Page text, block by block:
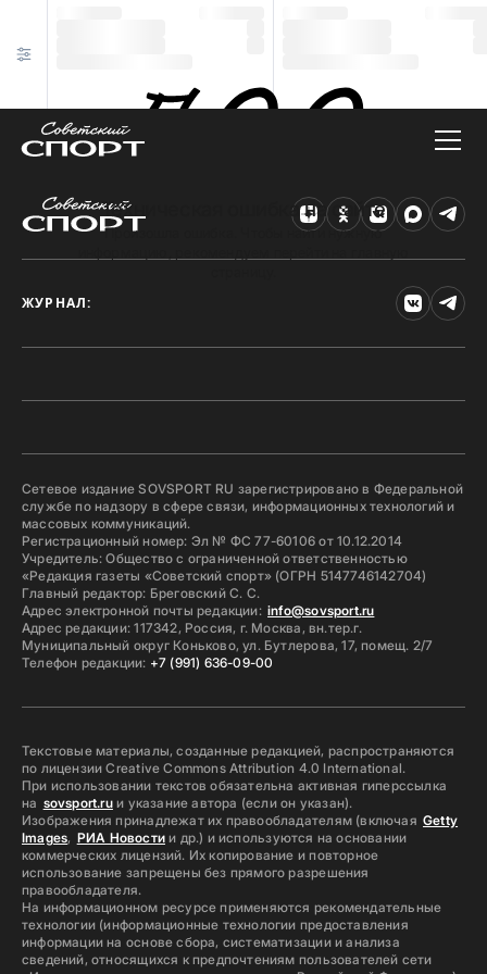
Техническая ошибка на сайте
Произошла ошибка. Чтобы найти нужную
ЖУРНАЛ:
Сетевое издание SOVSPORT RU зарегистрировано в Федеральной
службе по надзору в сфере связи, информационных технологий и
массовых коммуникаций.
Регистрационный номер: Эл № ФС 77-60106 от 10.12.2014
Учредитель: Общество с ограниченной ответственностью
«Редакция газеты «Советский спорт» (ОГРН 5147746142704)
Главный редактор: Бреговский С. С.
Адрес электронной почты редакции: info@sovsport.ru
Адрес редакции: 117342, Россия, г. Москва, вн.тер.г.
Муниципальный округ Коньково, ул. Бутлерова, 17, помещ. 2/7
Телефон редакции: +7 (991) 636-09-00
Текстовые материалы, созданные редакцией, распространяются
по лицензии Creative Commons Attribution 4.0 International.
При использовании текстов обязательна активная гиперссылка
на sovsport.ruи указание автора (если он указан).
Изображения принадлежат их правообладателям (включая Getty
Images, РИА Новостии др.) и используются на основании
коммерческих лицензий. Их копирование и повторное
использование запрещены без прямого разрешения
правообладателя.
На информационном ресурсе применяются рекомендательные
технологии (информационные технологии предоставления
информации на основе сбора, систематизации и анализа
сведений, относящихся к предпочтениям пользователей сети